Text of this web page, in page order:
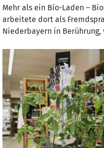
Mehr als ein Bio-Laden –
arbeitete dort als
Niederbayern in